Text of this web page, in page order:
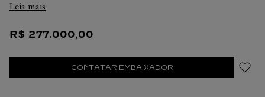
marcadores de horas com números romanos banhados a ródio,
couro de crocodilo vermelha semimate, com fivela em platina
mm. Horas, minutos. Movimento com 18 rubis. Diâmetro do
movimento 9''' (20,5 mm), espessura 2,15 mm, roda de balanço:
Leia mais
R$ 277.000,00
CONTATAR EMBAIXADOR